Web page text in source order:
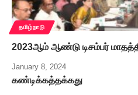
தமிழ்நாடு
2023ஆம் ஆண்டு டிசம்பர்
January 8, 2024
கண்டிக்கத்தக்கது